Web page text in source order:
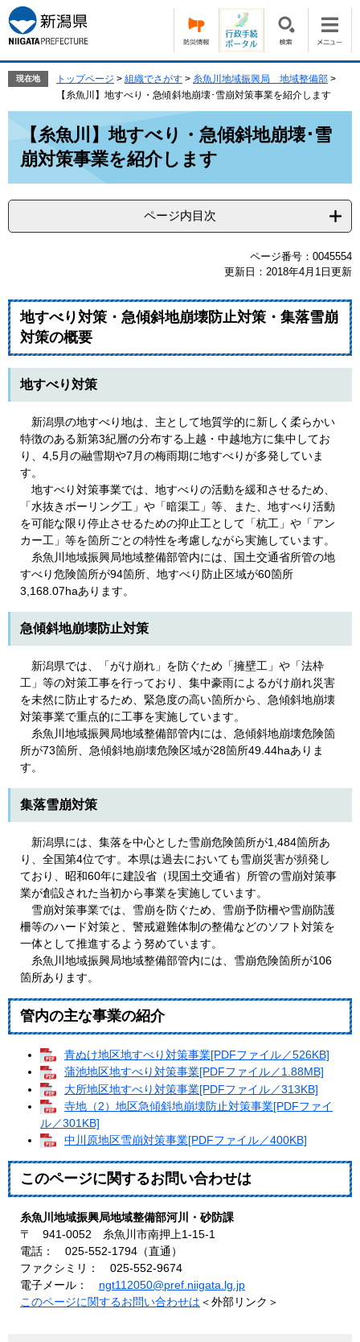
ー
ジ
の
で
ニ
ュ
ー
ば
現在地 トップページ > 組織でさがす > 糸魚川地域振興局 地域整備部 >
【糸魚川】地すべり・急傾斜地崩壊･雪崩対策事業を紹介します
【糸魚川】地すべり・急傾斜地崩壊･雪
崩対策事業を紹介します
ページ内目次
ページ番号：0045554
更新日：2018年4月1日更新
地すべり対策・急傾斜地崩壊防止対策・集落雪崩
対策の概要
地すべり対策
新潟県の地すべり地は、主として地質学的に新しく柔らかい
特徴のある新第3紀層の分布する上越・中越地方に集中してお
り、4,5月の融雪期や7月の梅雨期に地すべりが多発していま
す。
地すべり対策事業では、地すべりの活動を緩和させるため、
「水抜きボーリング工」や「暗渠工」等、また、地すべり活動
を可能な限り停止させるための抑止工として「杭工」や「アン
カー工」等を箇所ごとの特性を考慮しながら実施しています。
糸魚川地域振興局地域整備部管内には、国土交通省所管の地
すべり危険箇所が94箇所、地すべり防止区域が60箇所
3,168.07haあります。
急傾斜地崩壊防止対策
新潟県では、「がけ崩れ」を防ぐため「擁壁工」や「法枠
工」等の対策工事を行っており、集中豪雨によるがけ崩れ災害
を未然に防止するため、緊急度の高い箇所から、急傾斜地崩壊
対策事業で重点的に工事を実施しています。
糸魚川地域振興局地域整備部管内には、急傾斜地崩壊危険箇
所が73箇所、急傾斜地崩壊危険区域が28箇所49.44haありま
す。
集落雪崩対策
新潟県には、集落を中心とした雪崩危険箇所が1,484箇所あ
り、全国第4位です。本県は過去においても雪崩災害が頻発し
ており、昭和60年に建設省（現国土交通省）所管の雪崩対策事
業が創設された当初から事業を実施しています。
雪崩対策事業では、雪崩を防ぐため、雪崩予防柵や雪崩防護
柵等のハード対策と、警戒避難体制の整備などのソフト対策を
一体として推進するよう努めています。
糸魚川地域振興局地域整備部管内には、雪崩危険箇所が106
箇所あります。
管内の主な事業の紹介
青ぬけ地区地すべり対策事業[PDFファイル／526KB]
蒲池地区地すべり対策事業[PDFファイル／1.88MB]
大所地区地すべり対策事業[PDFファイル／313KB]
寺地（2）地区急傾斜地崩壊防止対策事業[PDFファイ
ル／301KB]
中川原地区雪崩対策事業[PDFファイル／400KB]
このページに関するお問い合わせは
糸魚川地域振興局地域整備部河川・砂防課
〒 941-0052 糸魚川市南押上1-15-1
電話： 025-552-1794（直通）
ファクシミリ： 025-552-9674
電子メール： ngt112050@pref.niigata.lg.jp
このページに関するお問い合わせは ＜外部リンク＞